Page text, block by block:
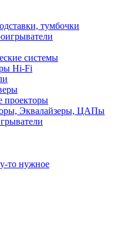
тумбочки
системы
Hi-Fi
проекторы
Эквалайзеры, ЦАПы
то нужное